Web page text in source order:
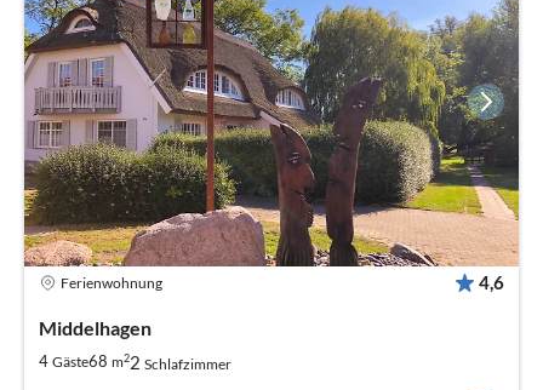
Ferienwohnung 4,6
Middelhagen
4 Gäste68 m22 Schlafzimmer